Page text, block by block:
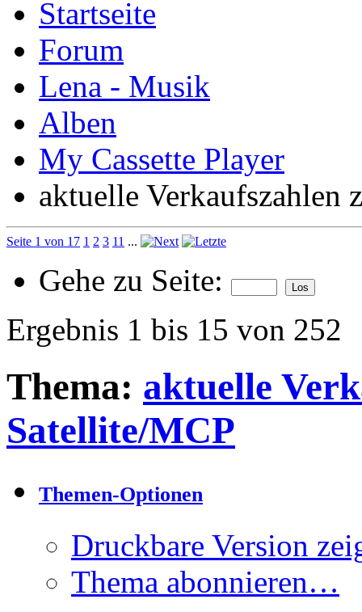
Forum
Lena - Musik
Alben
My Cassette Player
aktuelle Verkaufszahlen
Seite 1 von 17 1 2 3 11 ...
Gehe zu Seite:
Ergebnis 1 bis 15 von 252
Thema: aktuelle
Satellite/MCP
Themen-Optionen
Druckbare Version
Thema abonnieren…